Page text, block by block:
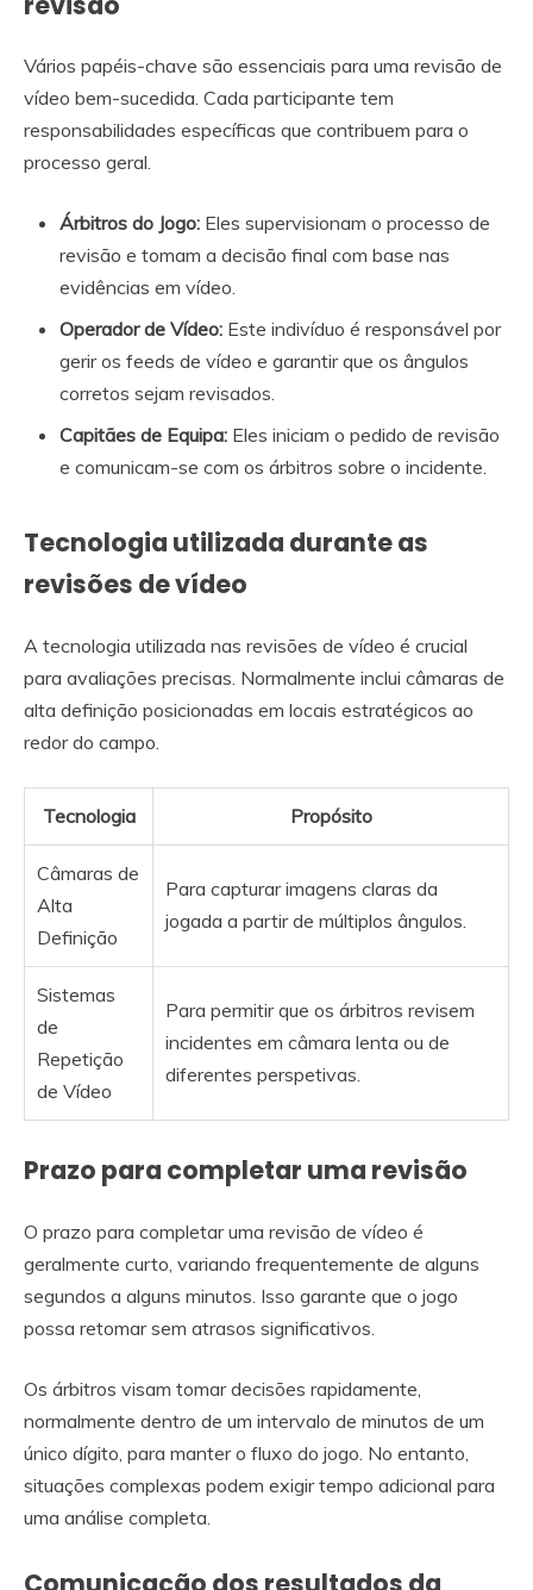
Vários papéis-chave são essenciais para uma revisão de
vídeo bem-sucedida. Cada participante tem
responsabilidades específicas que contribuem para o
processo geral.
Árbitros do Jogo: Eles supervisionam o processo de
revisão e tomam a decisão final com base nas
evidências em vídeo.
Operador de Vídeo: Este indivíduo é responsável por
gerir os feeds de vídeo e garantir que os ângulos
corretos sejam revisados.
Capitães de Equipa: Eles iniciam o pedido de revisão
e comunicam-se com os árbitros sobre o incidente.
Tecnologia utilizada durante as
revisões de vídeo
A tecnologia utilizada nas revisões de vídeo é crucial
para avaliações precisas. Normalmente inclui câmaras de
alta definição posicionadas em locais estratégicos ao
redor do campo.
Tecnologia Propósito
Câmaras de
Alta
Definição
Para capturar imagens claras da
jogada a partir de múltiplos ângulos.
Sistemas
de
Repetição
de Vídeo
Para permitir que os árbitros revisem
incidentes em câmara lenta ou de
diferentes perspetivas.
Prazo para completar uma revisão
O prazo para completar uma revisão de vídeo é
geralmente curto, variando frequentemente de alguns
segundos a alguns minutos. Isso garante que o jogo
possa retomar sem atrasos significativos.
Os árbitros visam tomar decisões rapidamente,
normalmente dentro de um intervalo de minutos de um
único dígito, para manter o fluxo do jogo. No entanto,
situações complexas podem exigir tempo adicional para
uma análise completa.